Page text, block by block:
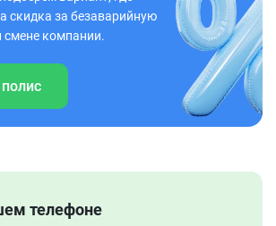
скидка за безаварийную
смене компании.
телефоне